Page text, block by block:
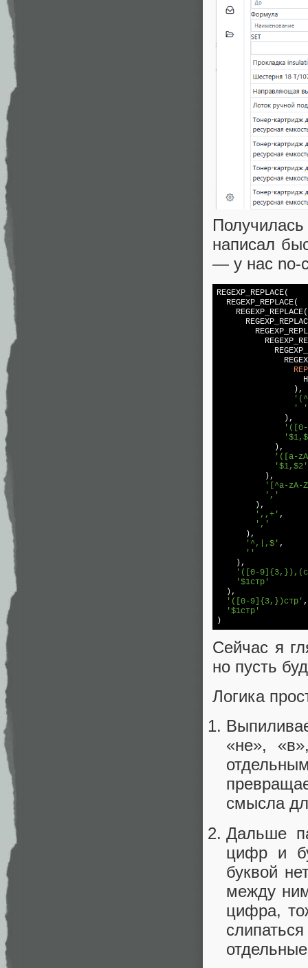
написал
— у нас no-
REGEXP_REPLACE(
  REGEXP_REPLACE(
    REGEXP_REPLACE(
                ),
' '
              ),
'([0-
            ),
'([a-
'$1,$2'
          ),
'[^a-zA-
','
        ),
',,+' ,
','
      ),
'^,|,$' ,
''
    ),
'([0-
'$1стр'
  ),
'([0-9]{3,})стр'
'$1стр'
)
Сейчас я
но пусть
Логика
«не»,
смысла
Дальше
цифр и
буквой
между
цифра,